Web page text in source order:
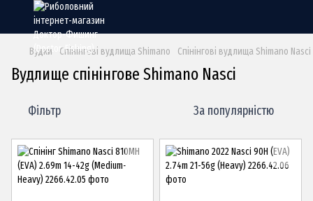
Вудки Спінінгові вудлища Shimano Спінінгові вудлища Shimano Nasci
Вудлище спінінгове Shimano Nasci
Фільтр За популярністю